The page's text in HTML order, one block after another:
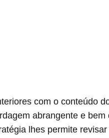
com o conteúdo
abrangente e bem
lhes permite